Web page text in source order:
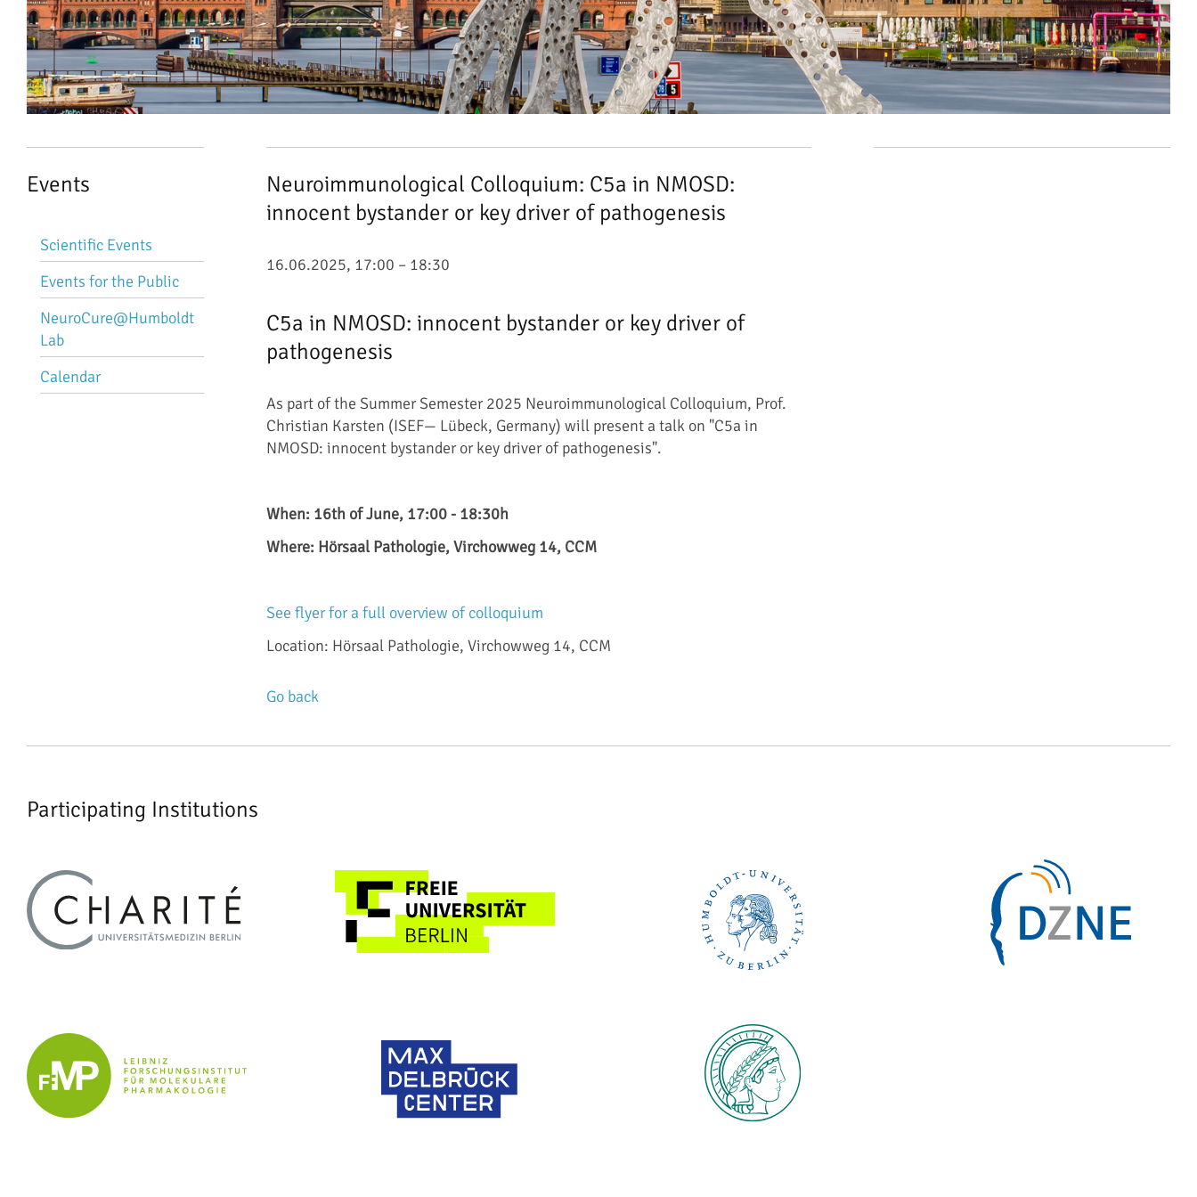
Neuroimmunological Colloquium: C5a in NMOSD:
innocent bystander or key driver of pathogenesis
16.06.2025, 17:00 – 18:30
C5a in NMOSD: innocent bystander or key driver of
pathogenesis
As part of the Summer Semester 2025 Neuroimmunological Colloquium, Prof.
Christian Karsten (ISEF— Lübeck, Germany) will present a talk on "C5a in
NMOSD: innocent bystander or key driver of pathogenesis".
When: 16th of June, 17:00 - 18:30h
Where: Hörsaal Pathologie, Virchowweg 14, CCM
See flyer for a full overview of colloquium
Location: Hörsaal Pathologie, Virchowweg 14, CCM
Go back
Events
Skip
navigation
Scientific Events
Events for the Public
NeuroCure@Humboldt
Lab
Calendar
Participating Institutions